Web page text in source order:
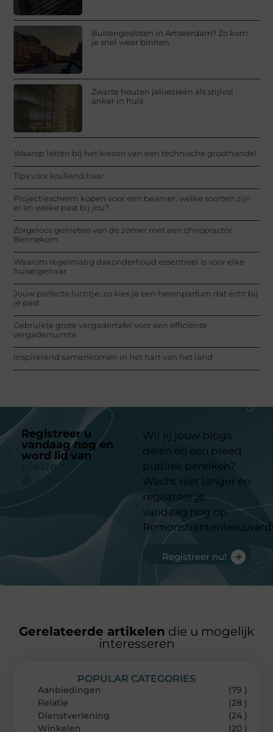
Buitengesloten in Amsterdam? Zo kom
je snel weer binnen
Zwarte houten jaloezieën als stijlvol
anker in huis
Waarop letten bij het kiezen van een technische groothandel
Tips voor krullend haar
Projectiescherm kopen voor een beamer: welke soorten zijn
er en welke past bij jou?
Zorgeloos genieten van de zomer met een chiropractor
Bennekom
Waarom regelmatig dakonderhoud essentieel is voor elke
huiseigenaar
Jouw perfecte luchtje: zo kies je een herenparfum dat echt bij
je past
Gebruikte grote vergadertafel voor een efficiënte
vergaderruimte
Inspirerend samenkomen in het hart van het land
Registreer u
vandaag nog en
word lid van
platform
Wil jij jouw blogs
delen en een breed
publiek bereiken?
Wacht niet langer en
registreer je
vandaag nog op
Registreer nu!
Gerelateerde artikelen die u mogelijk
interesseren
POPULAR CATEGORIES
Aanbiedingen
(79 )
Relatie
(28 )
Dienstverlening
(24 )
Winkelen
(20 )